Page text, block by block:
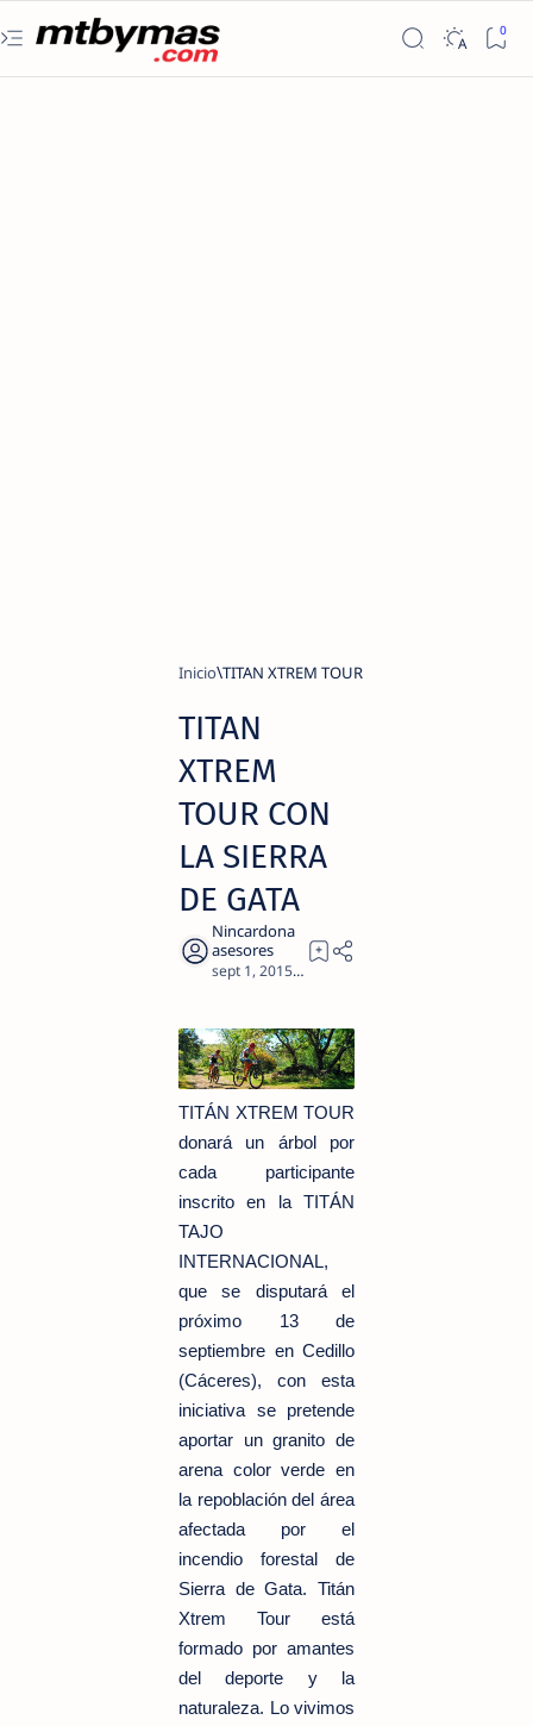
Inicio TITAN XTREM TOUR
TITAN
XTREM
TOUR CON
LA SIERRA
DE GATA
TITÁN XTREM TOUR
donará un árbol por
cada participante
inscrito en la TITÁN
TAJO
INTERNACIONAL,
que se disputará el
próximo 13 de
septiembre en Cedillo
(Cáceres), con esta
iniciativa se pretende
aportar un granito de
arena color verde en
la repoblación del área
afectada por el
incendio forestal de
Sierra de Gata. Titán
Xtrem Tour está
formado por amantes
del deporte y la
naturaleza. Lo vivimos